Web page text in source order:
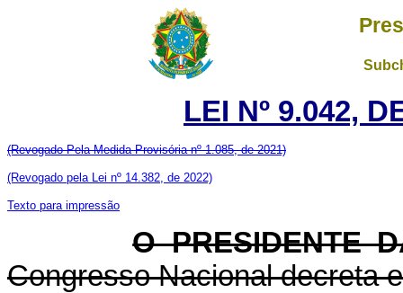
LEI Nº 9.042,
(Revogado Pela Medida Provisória nº 1.085, de 2021)
(Revogado pela Lei nº 14.382, de 2022)
Texto para impressão
O PRESIDENTE
Congresso Nacional decreta